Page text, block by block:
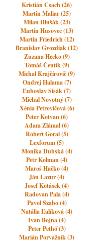
Kristián Csach (26)
Martin Maliar (25)
Milan Hlušák (23)
Martin Husovec (13)
Martin Friedrich (12)
Branislav Gvozdiak (12)
Zuzana Hecko (9)
Tomáš Čentík (9)
Michal Krajčírovič (9)
Ondrej Halama (7)
Ľuboslav Sisák (7)
Michal Novotný (7)
Xénia Petrovičová (6)
Peter Kotvan (6)
Adam Zlámal (6)
Robert Goral (5)
Lexforum (5)
Monika Dubská (4)
Petr Kolman (4)
Maroš Hačko (4)
Ján Lazur (4)
Josef Kotásek (4)
Radovan Pala (4)
Pavol Szabo (4)
Natália Ľalíková (4)
Ivan Bojna (4)
Peter Pethő (3)
Marián Porvažník (3)